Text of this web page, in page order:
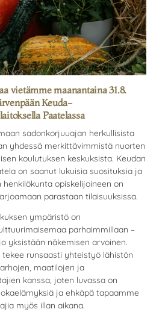
vietämme maanantaina 31.8.
Keuda-
Paatelassa
sadonkorjuuajan herkullisista
yhdessä merkittävimmistä nuorten
koulutuksen keskuksista. Keudan
on saanut lukuisia suosituksia ja
henkilökunta opiskelijoineen on
parastaan tilaisuuksissa.
ympäristö on
parhaimmillaan –
yksistään näkemisen arvoinen.
tekee runsaasti yhteistyö lähistön
maatilojen ja
kanssa, joten luvassa on
ja ehkäpä tapaamme
myös illan aikana.